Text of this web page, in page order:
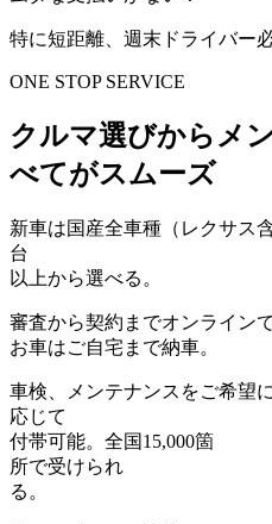
特に短距離、週末ドライバー
ONE STOP SERVICE
クルマ選びからメ
べてがスムーズ
新車は国産全車種（レクサス
台
以上から選べる。
審査から契約までオンライン
お車はご自宅まで納車。
車検、メンテナンス をご希望に
応じて
付帯可能。全国15,000箇
所で受けられ
る。